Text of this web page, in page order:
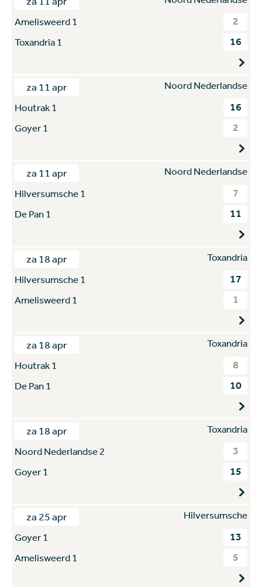
Amelisweerd 1
2
Toxandria 1 16
za 11 apr
Noord Nederlandse
Houtrak 1
16
Goyer 1 2
za 11 apr
Noord Nederlandse
Hilversumsche 1
7
De Pan 1 11
za 18 apr
Toxandria
Hilversumsche 1
17
Amelisweerd 1 1
za 18 apr
Toxandria
Houtrak 1
8
De Pan 1 10
za 18 apr
Toxandria
Noord Nederlandse 2
3
Goyer 1 15
za 25 apr
Hilversumsche
Goyer 1
13
Amelisweerd 1 5